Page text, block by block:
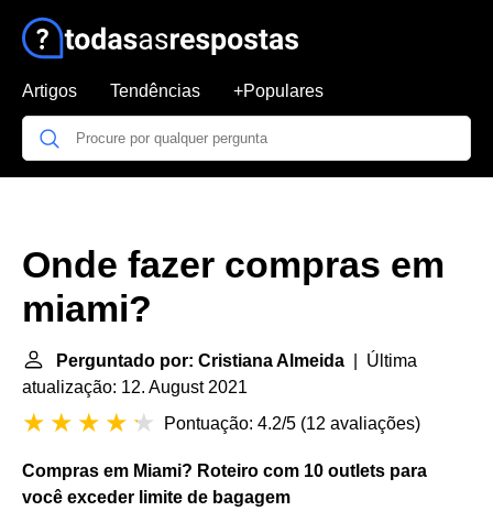
Artigos Tendências +Populares
Onde fazer compras em
miami?
Perguntado por: Cristiana Almeida | Última
atualização: 12. August 2021
Pontuação: 4.2/5 (12 avaliações)
Compras em Miami? Roteiro com 10 outlets para
você exceder limite de bagagem